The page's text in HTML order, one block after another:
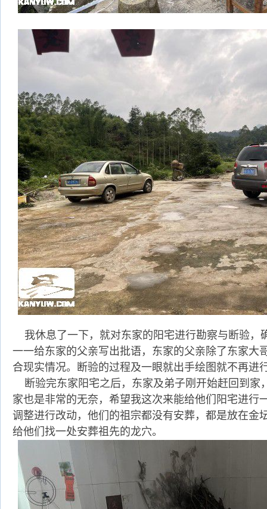
我休息了一下，就对东家的阳宅进行勘察与断验，
一一给东家的父亲写出批语，东家的父亲除了东家大
合现实情况。断验的过程及一眼就出手绘图就不再进
断验完东家阳宅之后，东家及弟子刚开始赶回到家
家也是非常的无奈，希望我这次来能给他们阳宅进行
调整进行改动，他们的祖宗都没有安葬，都是放在金
给他们找一处安葬祖先的龙穴。